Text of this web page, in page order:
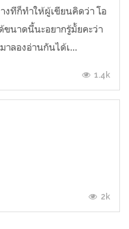
งทีก็ทำให้ผู้เขียนคิดว่า โอ
นาดนี้นะอยากรู้มั้ยคะว่า
าลองอ่านกันได้เ...
1.4k
2k